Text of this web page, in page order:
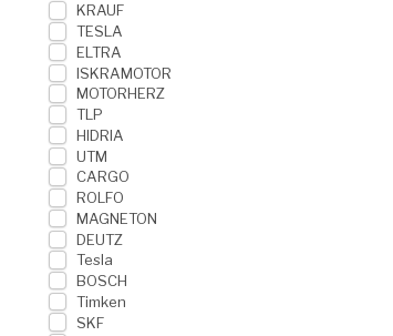
KRAUF
TESLA
ELTRA
ISKRAMOTOR
MOTORHERZ
TLP
HIDRIA
UTM
CARGO
ROLFO
MAGNETON
DEUTZ
Tesla
BOSCH
Timken
SKF